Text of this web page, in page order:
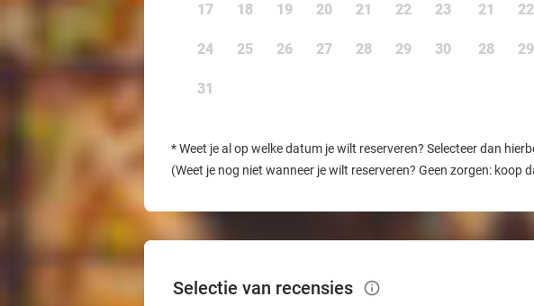
17 18 19 20 21 22 23
24 25 26 27 28 29 30
31
21 22
28 29
*Weet je al op welke datum je wilt reserveren? Selecteer dan
(Weet je nog niet wanneer je wilt reserveren? Geen zorgen: koop
Selectie van recensies info_outlined